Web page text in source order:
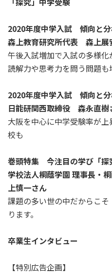
2020年度中学入試 傾向と
森上教育研究所代表 森上展
午後入試増加で入試の多様化
読解力や思考力を問う問題も
2020年度中学入試 傾向と
日能研関西取締役 森永直樹
大阪を中心に中学受験率が
校も
巻頭特集 今注目の学び「探
学校法人桐蔭学園 理事長・
上慎一さん
課題の多い世の中だからこ
ります。
卒業生インタビュー
【特別広告企画】